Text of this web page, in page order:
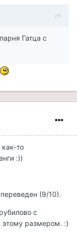
Гатца с
как-то
:))
(9/10).
с
этому размером. :)